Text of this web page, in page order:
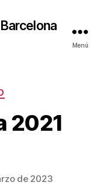
Menú
2021
de 2023